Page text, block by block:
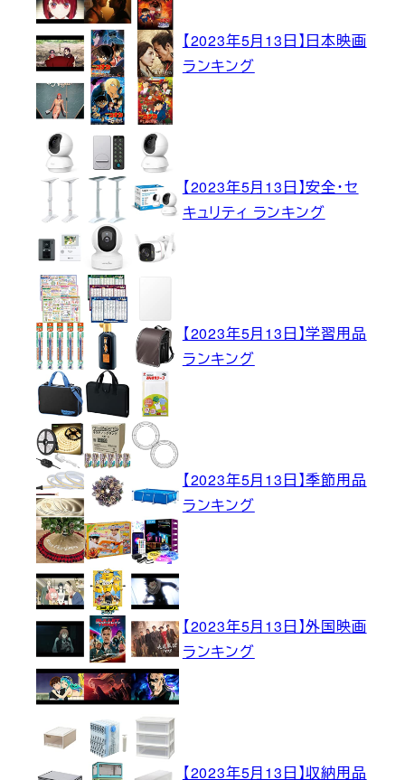
【2023年5月13日】日本映画
ランキング
【2023年5月13日】安全・セ
キュリティ ランキング
【2023年5月13日】学習用品
ランキング
【2023年5月13日】季節用品
ランキング
【2023年5月13日】外国映画
ランキング
【2023年5月13日】収納用品